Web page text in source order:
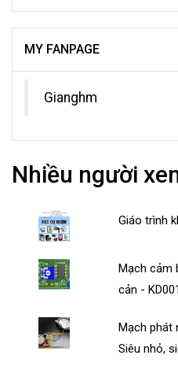
MY FANPAGE
Gianghm
Nhiều người
Giáo trình
Mạch cảm
cản -
Mạch phát
Siêu nhỏ,